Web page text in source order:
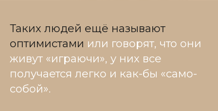
Таких людей ещё называют
оптимистами или говорят, что они
живут «играючи», у них все
получается легко и как-бы «само-
собой».